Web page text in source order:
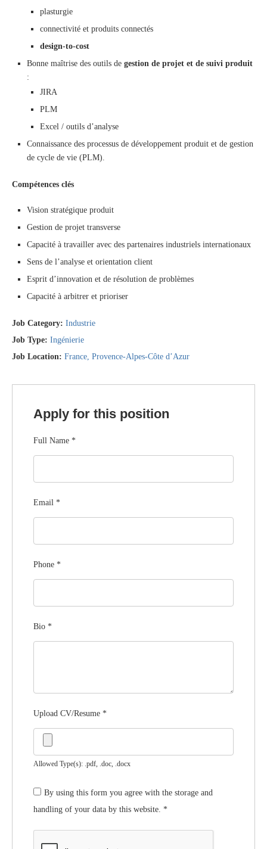
plasturgie
connectivité et produits connectés
design-to-cost
Bonne maîtrise des outils de gestion de projet et de suivi produit
:
JIRA
PLM
Excel / outils d’analyse
Connaissance des processus de développement produit et de gestion
de cycle de vie (PLM).
Compétences clés
Vision stratégique produit
Gestion de projet transverse
Capacité à travailler avec des partenaires industriels internationaux
Sens de l’analyse et orientation client
Esprit d’innovation et de résolution de problèmes
Capacité à arbitrer et prioriser
Job Category: Industrie
Job Type: Ingénierie
Job Location: France Provence-Alpes-Côte d’Azur
Apply for this position
Full Name *
Email *
Phone *
Bio *
Upload CV/Resume *
Allowed Type(s): .pdf, .doc, .docx
By using this form you agree with the storage and
handling of your data by this website. *